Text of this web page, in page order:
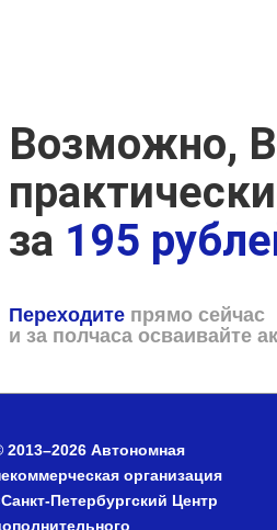
Возможно,
за 195
Переходите прямо сейчас
и за полчаса осваивайте
2013–2026 Автономная
организация
Петербургский Центр